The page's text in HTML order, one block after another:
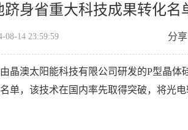
身省重大科技成果转化名
08-14 23:59:59 分享
晶澳太阳能科技有限公司研发的P型晶体
单，该技术在国内率先取得突破，将光电